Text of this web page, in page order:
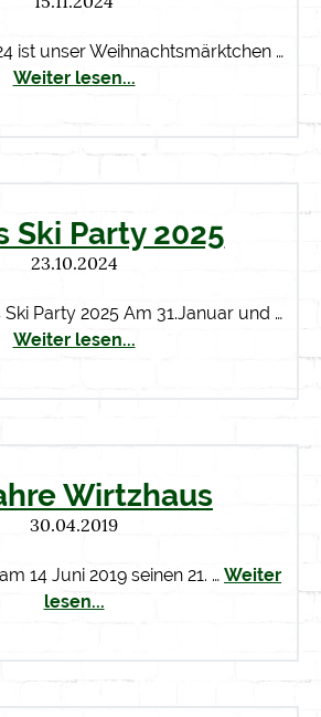
ist unser Weihnachtsmärktchen …
Weiter lesen...
Ski Party 2025
23.10.2024
Party 2025 Am 31.Januar und …
Weiter lesen...
Wirtzhaus
30.04.2019
14 Juni 2019 seinen 21. … Weiter
lesen...